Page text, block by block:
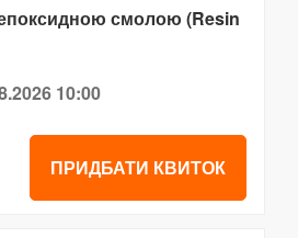
смолою (Resin
10:00
ПРИДБАТИ КВИТОК